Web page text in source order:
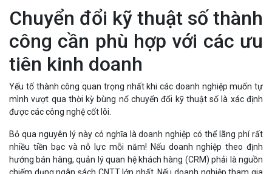
Chuyển đổi kỹ thuật số thành
công cần phù hợp với các ưu
tiên kinh doanh
Yếu tố thành công quan trọng nhất khi các doanh nghiệp muốn tự
mình vượt qua thời kỳ bùng nổ chuyển đổi kỹ thuật số là xác định
được các công nghệ cốt lõi.
Bỏ qua nguyên lý này có nghĩa là doanh nghiệp có thể lãng phí rất
nhiều tiền bạc và nỗ lực mỗi năm! Nếu doanh nghiệp theo định
hướng bán hàng, quản lý quan hệ khách hàng (CRM) phải là nguồn